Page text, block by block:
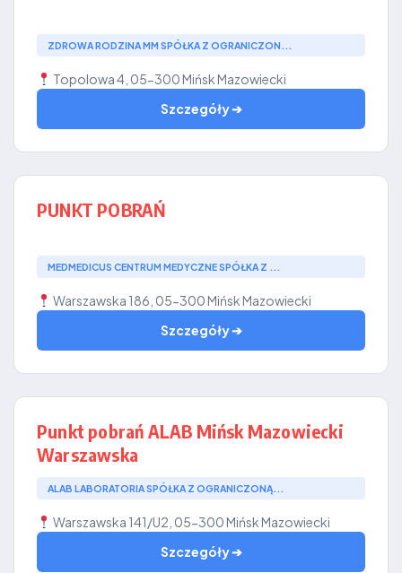
ZDROWA RODZINA MM SPÓŁKA Z OGRANICZON...
Topolowa 4, 05-300 Mińsk Mazowiecki
Szczegóły ➔
PUNKT POBRAŃ
MEDMEDICUS CENTRUM MEDYCZNE SPÓŁKA Z ...
Warszawska 186, 05-300 Mińsk Mazowiecki
Szczegóły ➔
Punkt pobrań ALAB Mińsk Mazowiecki
Warszawska
ALAB LABORATORIA SPÓŁKA Z OGRANICZONĄ...
Warszawska 141/U2, 05-300 Mińsk Mazowiecki
Szczegóły ➔